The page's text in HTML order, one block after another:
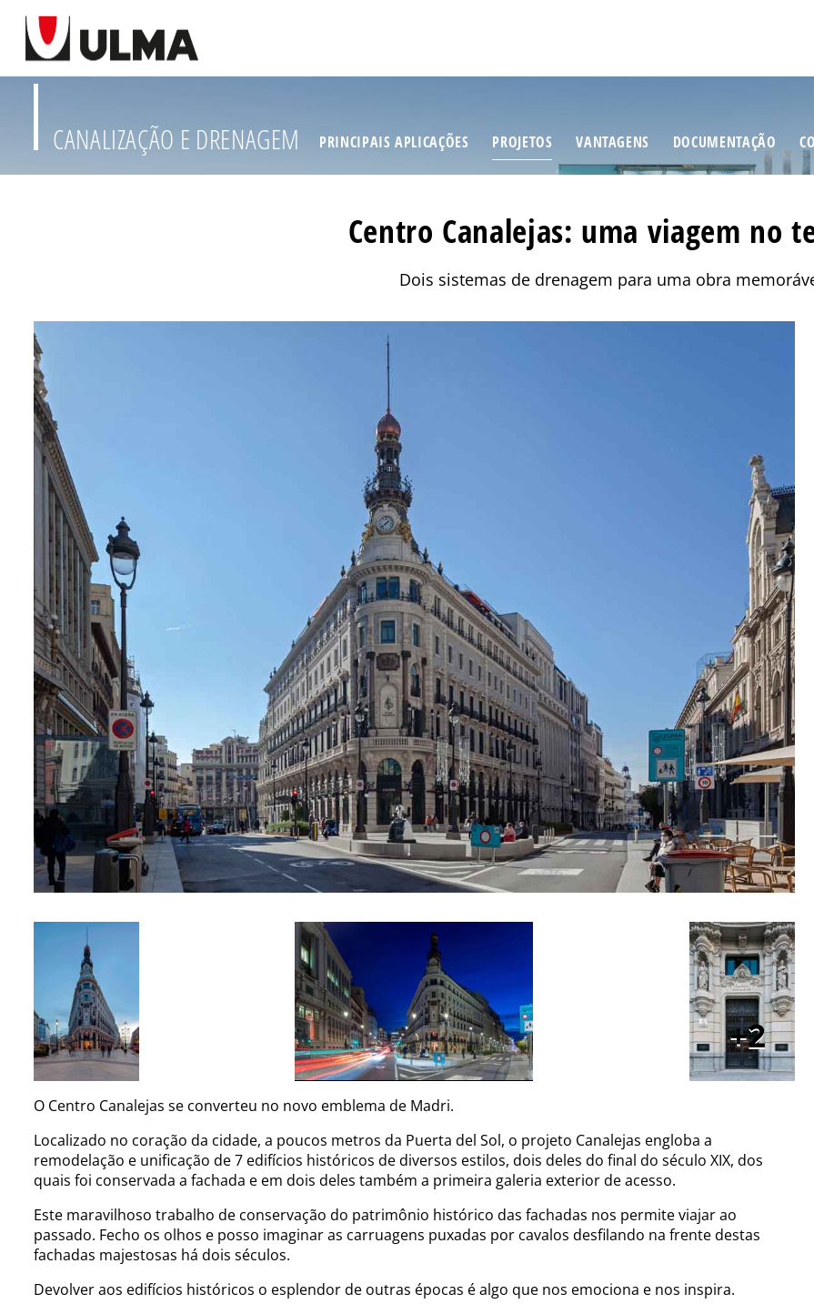
CANALIZAÇÃO E DRENAGEM PRINCIPAIS APLICAÇÕES PROJETOS VANTAGENS DOCUMENTAÇÃO
Centro Canalejas: uma viagem no
Dois sistemas de drenagem para uma obra
2
O Centro Canalejas se converteu no novo emblema de Madri.
Localizado no coração da cidade, a poucos metros da Puerta del Sol, o projeto Canalejas engloba a
remodelação e unificação de 7 edifícios históricos de diversos estilos, dois deles do final do século XIX, dos
quais foi conservada a fachada e em dois deles também a primeira galeria exterior de acesso.
Este maravilhoso trabalho de conservação do patrimônio histórico das fachadas nos permite viajar ao
passado. Fecho os olhos e posso imaginar as carruagens puxadas por cavalos desfilando na frente destas
fachadas majestosas há dois séculos.
Devolver aos edifícios históricos o esplendor de outras épocas é algo que nos emociona e nos inspira.